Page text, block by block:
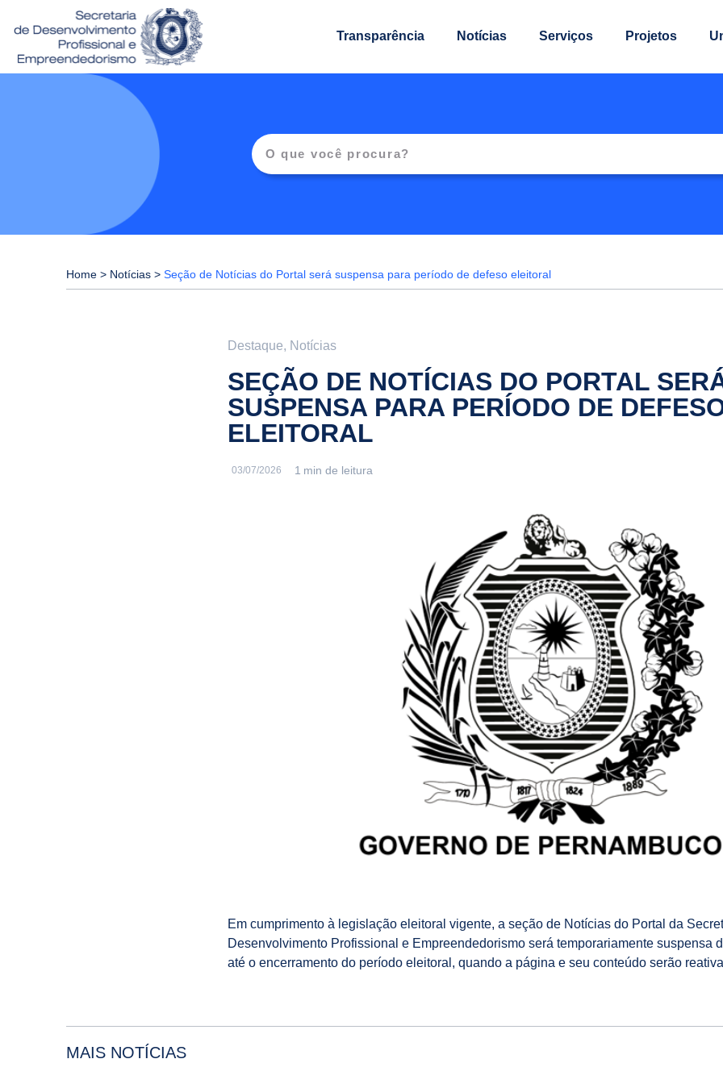
Transparência Notícias Serviços Projetos
Home > Notícias > Seção de Notícias do Portal será suspensa para período de defeso eleitoral
Destaque, Notícias
SEÇÃO DE NOTÍCIAS DO PORTAL
SUSPENSA PARA PERÍODO DE
ELEITORAL
03/07/2026
Em cumprimento à legislação eleitoral vigente, a seção de Notícias do Portal da
Desenvolvimento Profissional e Empreendedorismo será temporariamente suspensa
até o encerramento do período eleitoral, quando a página e seu conteúdo serão
MAIS NOTÍCIAS